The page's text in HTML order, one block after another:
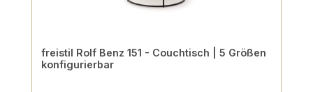
freistil Rolf Benz 151 - Couchtisch | 5 Größen
konfigurierbar